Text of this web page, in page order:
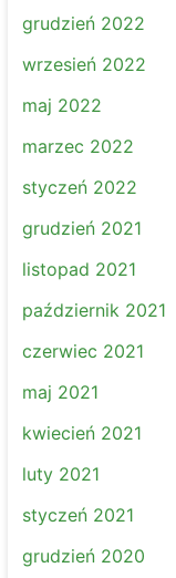
grudzień 2022
wrzesień 2022
maj 2022
marzec 2022
styczeń 2022
grudzień 2021
listopad 2021
październik 2021
czerwiec 2021
maj 2021
kwiecień 2021
luty 2021
styczeń 2021
grudzień 2020